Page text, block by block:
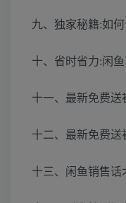
九、独家秘籍:如
十、省时省力:闲
十一、最新免费送
十二、最新免费送
十三、闲鱼销售话